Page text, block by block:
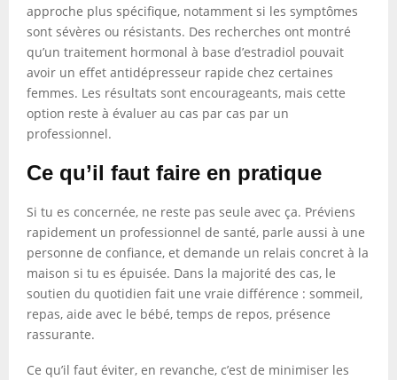
approche plus spécifique, notamment si les symptômes
sont sévères ou résistants. Des recherches ont montré
qu’un traitement hormonal à base d’estradiol pouvait
avoir un effet antidépresseur rapide chez certaines
femmes. Les résultats sont encourageants, mais cette
option reste à évaluer au cas par cas par un
professionnel.
Ce qu’il faut faire en pratique
Si tu es concernée, ne reste pas seule avec ça. Préviens
rapidement un professionnel de santé, parle aussi à une
personne de confiance, et demande un relais concret à la
maison si tu es épuisée. Dans la majorité des cas, le
soutien du quotidien fait une vraie différence : sommeil,
repas, aide avec le bébé, temps de repos, présence
rassurante.
Ce qu’il faut éviter, en revanche, c’est de minimiser les